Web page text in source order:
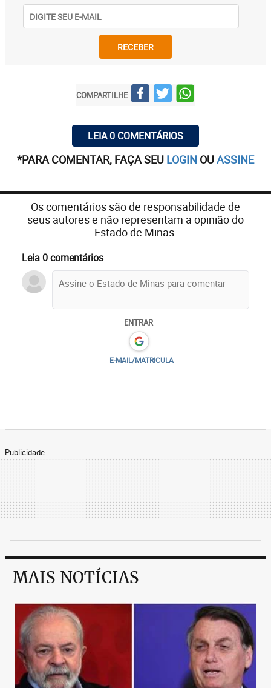
RECEBER
COMPARTILHE
LEIA 0 COMENTÁRIOS
*PARA COMENTAR, FAÇA SEU LOGIN OUASSINE
Os comentários são de responsabilidade de
seus autores e não representam a opinião do
Estado de Minas.
Leia 0 comentários
ENTRAR
E-MAIL/MATRICULA
Publicidade
MAIS NOTÍCIAS